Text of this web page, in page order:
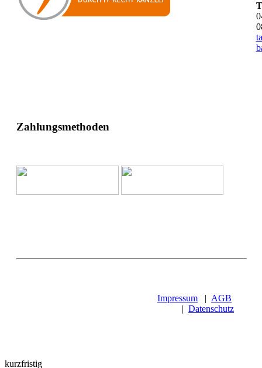
Zahlungsmethoden
Impressum | AGB
| Datenschutz
kurzfristig